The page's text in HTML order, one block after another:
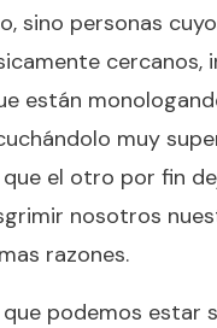
sino personas
cercanos,
están
muy
el otro por fin
nosotros
razones.
podemos estar